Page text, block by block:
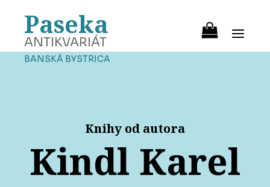
Paseka
ANTIKVARIÁT
BANSKÁ BYSTRICA
Knihy od autora
Kindl Karel